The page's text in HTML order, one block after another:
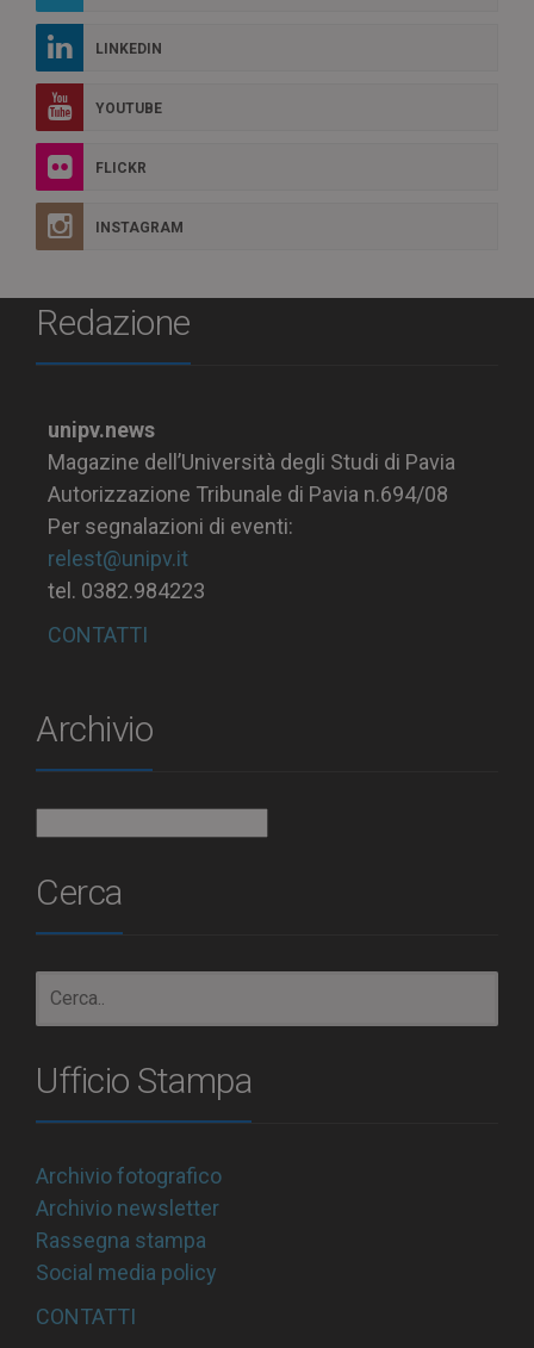
LINKEDIN
YOUTUBE
FLICKR
INSTAGRAM
Redazione
unipv.news
Magazine dell’Università degli Studi di Pavia
Autorizzazione Tribunale di Pavia n.694/08
Per segnalazioni di eventi:
relest@unipv.it
tel. 0382.984223
CONTATTI
Archivio
Cerca
Ufficio Stampa
Archivio fotografico
Archivio newsletter
Rassegna stampa
Social media policy
CONTATTI